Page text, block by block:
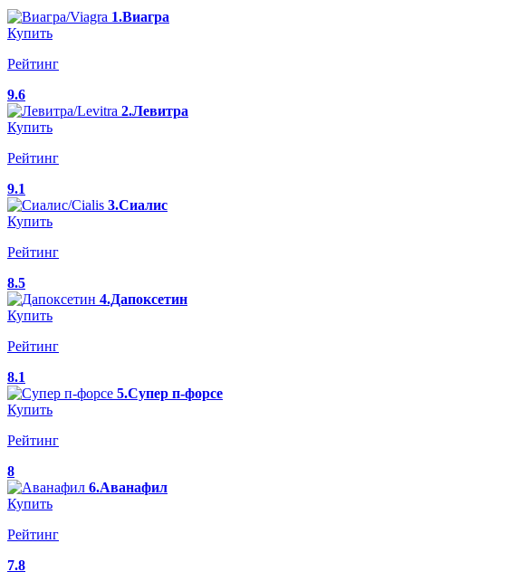
1.Виагра
Купить
Рейтинг
9.6
2.Левитра
Купить
Рейтинг
9.1
3.Сиалис
Купить
Рейтинг
8.5
4.Дапоксетин
Купить
Рейтинг
8.1
5.Супер п-форсе
Купить
Рейтинг
8
6.Аванафил
Купить
Рейтинг
7.8